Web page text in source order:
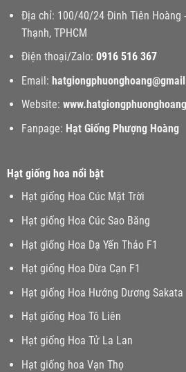
Địa chỉ: 100/40/24 Đinh Tiên Hoàng
Thạnh, TPHCM
Điện thoại/Zalo: 0916 516 367
Email:
Website: www.
Fanpage: Hạt Giống Phượng Hoàng
Hạt giống hoa nổi bật
Hạt giống Hoa Cúc Mặt Trời
Hạt giống Hoa Cúc Sao Băng
Hạt giống Hoa Dạ Yến Thảo F1
Hạt giống Hoa Dừa Cạn F1
Hạt giống Hoa Hướng Dương Sakata
Hạt giống Hoa Tô Liên
Hạt giống Hoa Tử La Lan
Hạt giống hoa Vạn Thọ